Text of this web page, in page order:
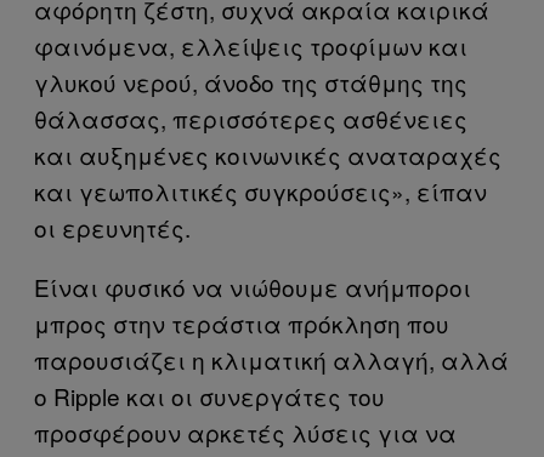
αφόρητη ζέστη, συχνά ακραία καιρικά
φαινόμενα, ελλείψεις τροφίμων και
γλυκού νερού, άνοδο της στάθμης της
θάλασσας, περισσότερες ασθένειες
και αυξημένες κοινωνικές αναταραχές
και γεωπολιτικές συγκρούσεις», είπαν
οι ερευνητές.
Είναι φυσικό να νιώθουμε ανήμποροι
μπρος στην τεράστια πρόκληση που
παρουσιάζει η κλιματική αλλαγή, αλλά
ο Ripple και οι συνεργάτες του
προσφέρουν αρκετές λύσεις για να